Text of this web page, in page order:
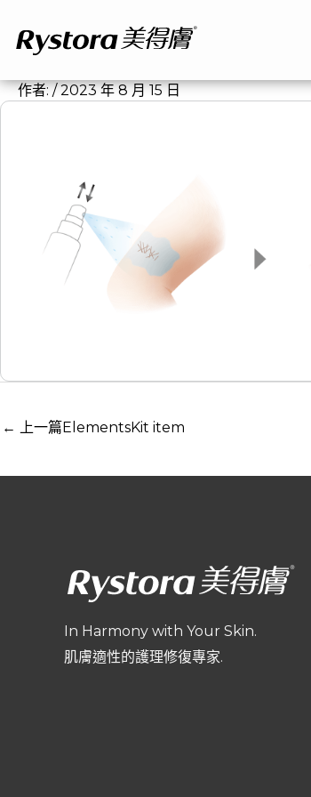
要 作者:/2023 年 8 月 15 日
← 上一篇ElementsKit item
In Harmony with Your Skin.
肌膚適性的護理修復專家.